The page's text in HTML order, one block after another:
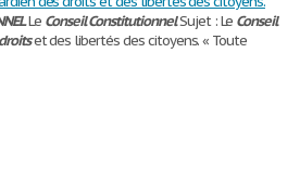
Le Conseil ConstitutionnelSujet : Le Conseil
droitset des libertés des citoyens. « Toute